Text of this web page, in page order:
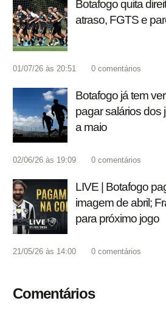
Botafogo quita
atraso, FGTS e
01/07/26 às 20:51 0 comentários
Botafogo já tem
pagar salários dos
a maio
02/06/26 às 19:09 0 comentários
LIVE | Botafogo
imagem de abril;
para próximo jogo
21/05/26 às 14:00 0 comentários
Comentários